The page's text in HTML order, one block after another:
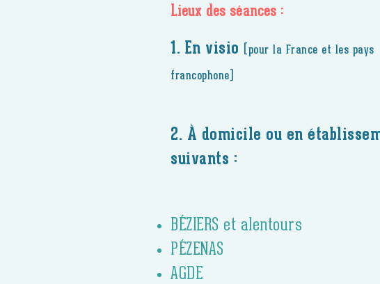
Lieux des séances :
1. En visio (pour la France et les pays
francophone)
2. À domicile ou en
suivants :
BÉZIERS et alentours
PÉZENAS
AGDE